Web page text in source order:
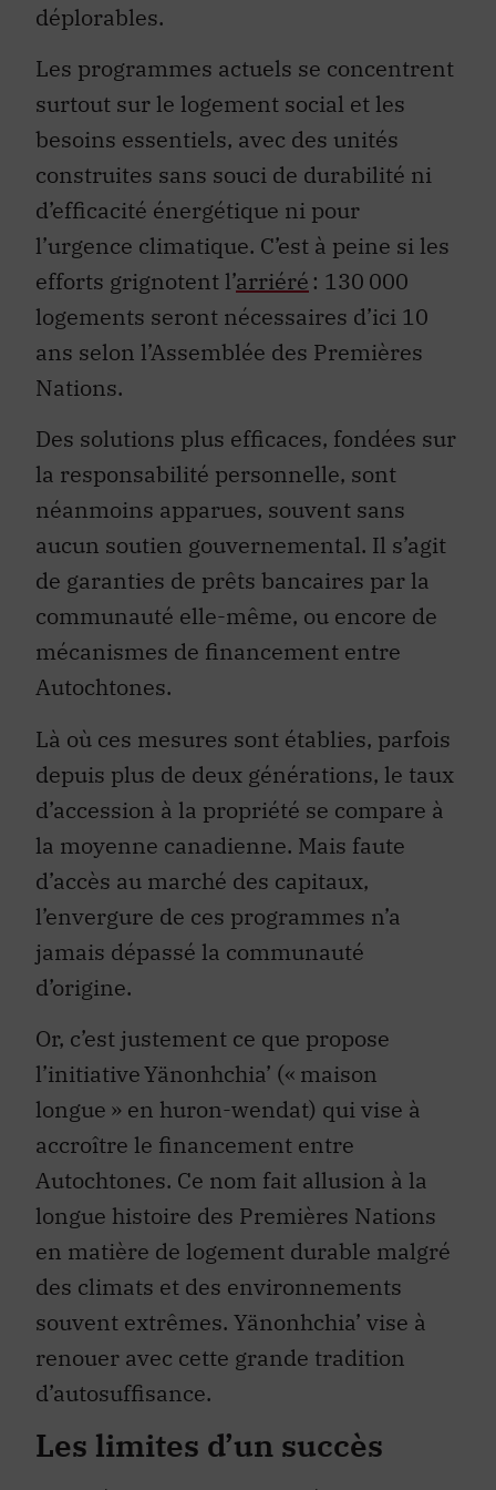
déplorables.
Les programmes actuels se concentrent
surtout sur le logement social et les
besoins essentiels, avec des unités
construites sans souci de durabilité ni
d’efficacité énergétique ni pour
l’urgence climatique. C’est à peine si les
efforts grignotent l’arriéré : 130 000
logements seront nécessaires d’ici 10
ans selon l’Assemblée des Premières
Nations.
Des solutions plus efficaces, fondées sur
la responsabilité personnelle, sont
néanmoins apparues, souvent sans
aucun soutien gouvernemental. Il s’agit
de garanties de prêts bancaires par la
communauté elle-même, ou encore de
mécanismes de financement entre
Autochtones.
Là où ces mesures sont établies, parfois
depuis plus de deux générations, le taux
d’accession à la propriété se compare à
la moyenne canadienne. Mais faute
d’accès au marché des capitaux,
l’envergure de ces programmes n’a
jamais dépassé la communauté
d’origine.
Or, c’est justement ce que propose
l’initiative Yänonhchia’ (« maison
longue » en huron-wendat) qui vise à
accroître le financement entre
Autochtones. Ce nom fait allusion à la
longue histoire des Premières Nations
en matière de logement durable malgré
des climats et des environnements
souvent extrêmes. Yänonhchia’ vise à
renouer avec cette grande tradition
d’autosuffisance.
Les limites d’un succès